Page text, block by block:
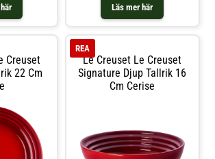
Läs mer här
Creuset
22 Cm
Le Creuset Le Creuset
Signature Djup Tallrik 16
Cm Cerise
REA